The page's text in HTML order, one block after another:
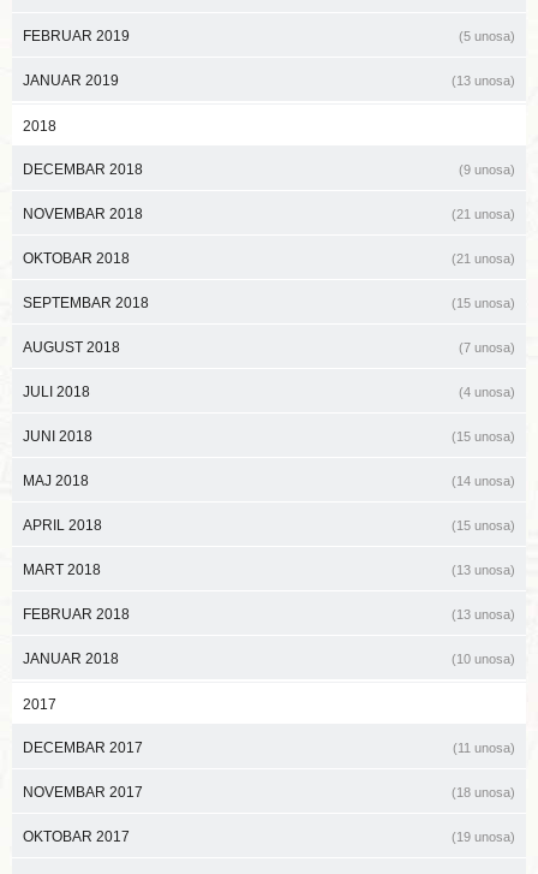
FEBRUAR 2019 (5 unosa)
JANUAR 2019 (13 unosa)
2018
DECEMBAR 2018 (9 unosa)
NOVEMBAR 2018 (21 unosa)
OKTOBAR 2018 (21 unosa)
SEPTEMBAR 2018 (15 unosa)
AUGUST 2018 (7 unosa)
JULI 2018 (4 unosa)
JUNI 2018 (15 unosa)
MAJ 2018 (14 unosa)
APRIL 2018 (15 unosa)
MART 2018 (13 unosa)
FEBRUAR 2018 (13 unosa)
JANUAR 2018 (10 unosa)
2017
DECEMBAR 2017 (11 unosa)
NOVEMBAR 2017 (18 unosa)
OKTOBAR 2017 (19 unosa)